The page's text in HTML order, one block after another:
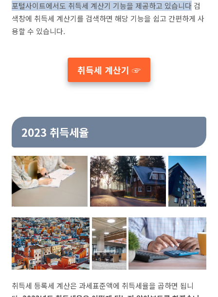
포털사이트에서도 취득세 계산기 기능을 제공하고 있습니다 검
색창에 취득세 계산기를 검색하면 해당 기능을 쉽고 간편하게 사
용할 수 있습니다.
취득세 계산기 ☞
2023 취득세율
취득세 등록세 계산은 과세표준액에 취득세율을 곱하면 됩니